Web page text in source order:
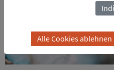
Alle Cookies ablehnen